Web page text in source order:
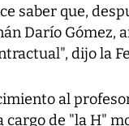
saber que,
Darío Gómez,
dijo la
al
cargo de "la H"